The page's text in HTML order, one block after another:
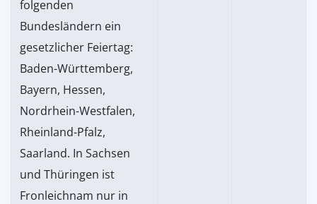
folgenden
Bundesländern ein
gesetzlicher Feiertag:
Baden-Württemberg,
Bayern, Hessen,
Nordrhein-Westfalen,
Rheinland-Pfalz,
Saarland. In Sachsen
und Thüringen ist
Fronleichnam nur in